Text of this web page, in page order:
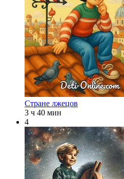
Стране лжецов
3 ч 40 мин
4